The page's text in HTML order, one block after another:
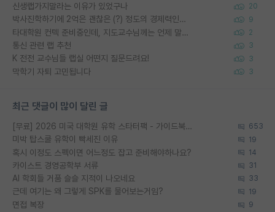
신생랩가지말라는 이유가 있었구나 20
박사진학하기에 2억은 괜찮은 (?) 정도의 경제력인가요 9
타대학원 컨텍 준비중인데, 지도교수님께는 언제 말씀드려야 할까요? 2
통신 관련 랩 추천 3
K 전전 교수님들 랩실 어떤지 질문드려요! 3
막학기 자퇴 고민됩니다 3
최근 댓글이 많이 달린 글
[무료] 2026 미국 대학원 유학 스타터팩 - 가이드북 & 합격자 컨택메일 템플릿 653
미박 탑스쿨 유학이 빡세진 이유 19
혹시 이정도 스펙이면 어느정도 잡고 준비해야하나요? 14
카이스트 경영공학부 서류 31
AI 학회들 거품 슬슬 지적이 나오네요 33
근데 여기는 왜 그렇게 SPK를 물어보는거임? 19
면접 복장 9